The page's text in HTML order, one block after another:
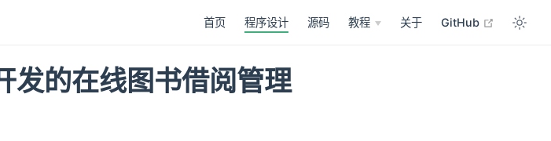
首页 程序设计 源码 教程 关于 GitHub open in
的在线图书借阅管理